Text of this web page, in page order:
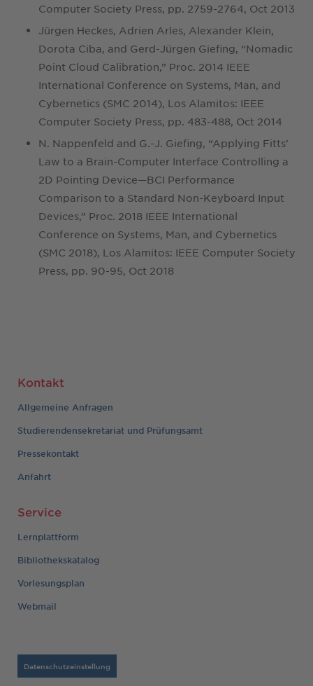
Computer Society Press, pp. 2759-2764, Oct 2013
Jürgen Heckes, Adrien Arles, Alexander Klein,
Dorota Ciba, and Gerd-Jürgen Giefing, “Nomadic
Point Cloud Calibration,” Proc. 2014 IEEE
International Conference on Systems, Man, and
Cybernetics (SMC 2014), Los Alamitos: IEEE
Computer Society Press, pp. 483-488, Oct 2014
N. Nappenfeld and G.-J. Giefing, “Applying Fitts'
Law to a Brain-Computer Interface Controlling a
2D Pointing Device—BCI Performance
Comparison to a Standard Non-Keyboard Input
Devices,” Proc. 2018 IEEE International
Conference on Systems, Man, and Cybernetics
(SMC 2018), Los Alamitos: IEEE Computer Society
Press, pp. 90-95, Oct 2018
Kontakt
Allgemeine Anfragen
Studierendensekretariat und Prüfungsamt
Pressekontakt
Anfahrt
Service
Lernplattform
Bibliothekskatalog
Vorlesungsplan
Webmail
Datenschutzeinstellung